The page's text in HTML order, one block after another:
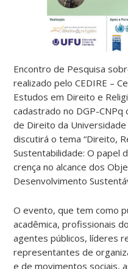
Encontro de Pesquisa
realizado pelo CEDIRE –
Estudos em Direito e
cadastrado no DGP-CNPq
de Direito da
discutirá o tema “Direito,
Sustentabilidade: O papel
crença no alcance dos
Desenvolvimento
O evento, que tem como
acadêmica, profissionais
agentes públicos, líderes
representantes de
e de movimentos sociais,